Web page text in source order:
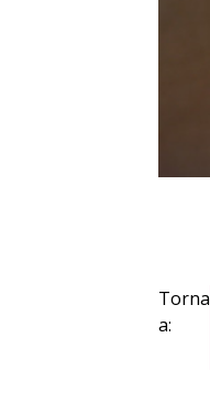
Torna
a: